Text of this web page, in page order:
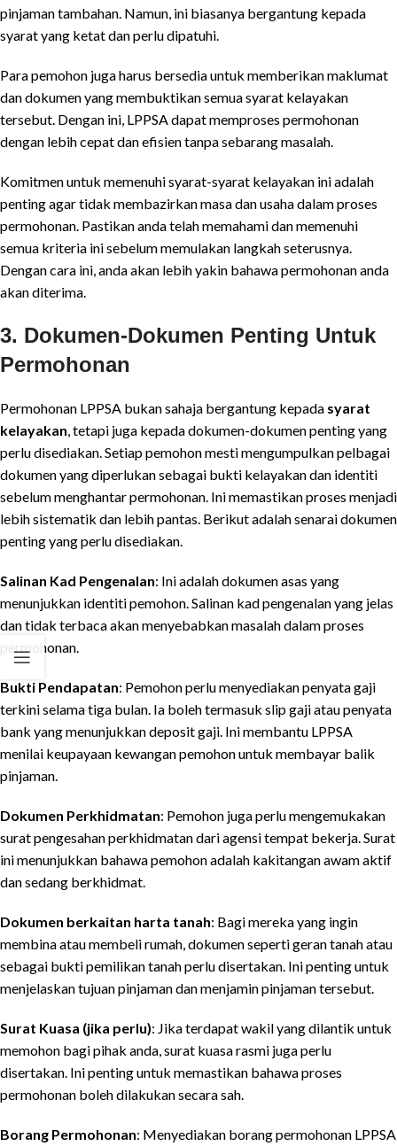
pinjaman tambahan. Namun, ini biasanya bergantung kepada
syarat yang ketat dan perlu dipatuhi.
Para pemohon juga harus bersedia untuk memberikan maklumat
dan dokumen yang membuktikan semua syarat kelayakan
tersebut. Dengan ini, LPPSA dapat memproses permohonan
dengan lebih cepat dan efisien tanpa sebarang masalah.
Komitmen untuk memenuhi syarat-syarat kelayakan ini adalah
penting agar tidak membazirkan masa dan usaha dalam proses
permohonan. Pastikan anda telah memahami dan memenuhi
semua kriteria ini sebelum memulakan langkah seterusnya.
Dengan cara ini, anda akan lebih yakin bahawa permohonan anda
akan diterima.
3. Dokumen-Dokumen Penting Untuk
Permohonan
Permohonan LPPSA bukan sahaja bergantung kepada syarat
kelayakan , tetapi juga kepada dokumen-dokumen penting yang
perlu disediakan. Setiap pemohon mesti mengumpulkan pelbagai
dokumen yang diperlukan sebagai bukti kelayakan dan identiti
sebelum menghantar permohonan. Ini memastikan proses menjadi
lebih sistematik dan lebih pantas. Berikut adalah senarai dokumen
penting yang perlu disediakan.
Salinan Kad Pengenalan: Ini adalah dokumen asas yang
menunjukkan identiti pemohon. Salinan kad pengenalan yang jelas
dan tidak terbaca akan menyebabkan masalah dalam proses
permohonan.
Bukti Pendapatan: Pemohon perlu menyediakan penyata gaji
terkini selama tiga bulan. Ia boleh termasuk slip gaji atau penyata
bank yang menunjukkan deposit gaji. Ini membantu LPPSA
menilai keupayaan kewangan pemohon untuk membayar balik
pinjaman.
Dokumen Perkhidmatan: Pemohon juga perlu mengemukakan
surat pengesahan perkhidmatan dari agensi tempat bekerja. Surat
ini menunjukkan bahawa pemohon adalah kakitangan awam aktif
dan sedang berkhidmat.
Dokumen berkaitan harta tanah: Bagi mereka yang ingin
membina atau membeli rumah, dokumen seperti geran tanah atau
sebagai bukti pemilikan tanah perlu disertakan. Ini penting untuk
menjelaskan tujuan pinjaman dan menjamin pinjaman tersebut.
Surat Kuasa (jika perlu): Jika terdapat wakil yang dilantik untuk
memohon bagi pihak anda, surat kuasa rasmi juga perlu
disertakan. Ini penting untuk memastikan bahawa proses
permohonan boleh dilakukan secara sah.
Borang Permohonan: Menyediakan borang permohonan LPPSA